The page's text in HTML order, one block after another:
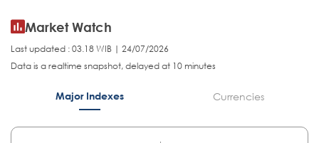
Market Watch
Last updated : 03.18 WIB | 24/07/2026
Data is a realtime snapshot, delayed at 10 minutes
Major Indexes Currencies